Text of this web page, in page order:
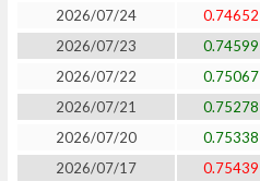
2026/07/24
0.74652
2026/07/23
0.74599
2026/07/22
0.75067
2026/07/21
0.75278
2026/07/20
0.75338
2026/07/17
0.75439